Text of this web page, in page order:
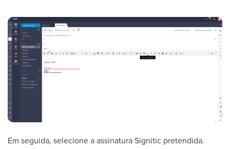
Em seguida, selecione a assinatura Signitic pretendida.